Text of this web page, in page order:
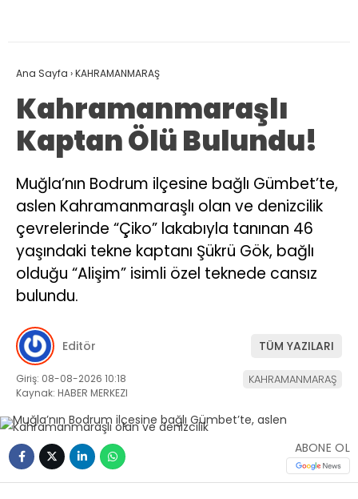
Ana Sayfa ›KAHRAMANMARAŞ
Kahramanmaraşlı
Kaptan Ölü Bulundu!
Muğla’nın Bodrum ilçesine bağlı Gümbet’te,
aslen Kahramanmaraşlı olan ve denizcilik
çevrelerinde “Çiko” lakabıyla tanınan 46
yaşındaki tekne kaptanı Şükrü Gök, bağlı
olduğu “Alişim” isimli özel teknede cansız
bulundu.
Editör TÜM YAZILARI
Giriş: 08-08-2026 10:18
Kaynak: HABER MERKEZI
KAHRAMANMARAŞ
ABONE OL